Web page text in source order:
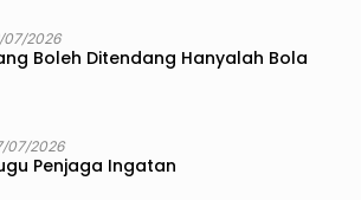
07/2026
Boleh Ditendang Hanyalah Bola
07/2026
Penjaga Ingatan